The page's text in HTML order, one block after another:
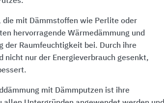
mit Dämmstoffen wie Perlite oder
hervorragende Wärmedämmung und
der Raumfeuchtigkeit bei. Durch ihre
nicht nur der Energieverbrauch gesenkt,
mit Dämmputzen ist ihre